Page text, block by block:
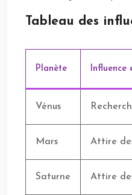
Tableau des
Planète Influence
Vénus
Mars Attire
Saturne Attire